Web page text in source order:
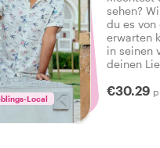
Local
sehen?
du es
erwarten
in seinen
deinen
alles zu
Ich habe
€30.29